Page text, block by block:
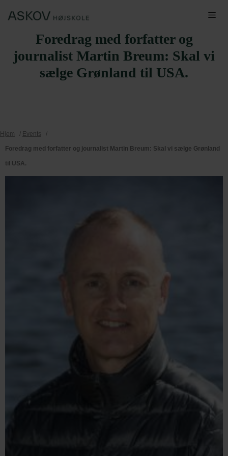
Foredrag med forfatter og
journalist Martin Breum: Skal vi
sælge Grønland til USA.
Hjem / Events /
Foredrag med forfatter og journalist Martin Breum: Skal vi sælge Grønland
til USA.